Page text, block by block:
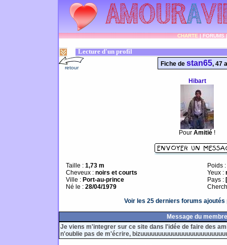
CHARTE|FORUMS
Lecture d'un profil
retour
Fiche de stan65, 47
Hibart
Pour Amitié !
Taille : 1,73 m
Cheveux : noirs et courts
Ville : Port-au-prince
Né le : 28/04/1979
Poids :
Yeux :
Pays :
Voir les 25 derniers forums ajoutés
Message du membre
Je viens m'integrer sur ce site dans l'idée de faire des
n'oublie pas de m'écrire,